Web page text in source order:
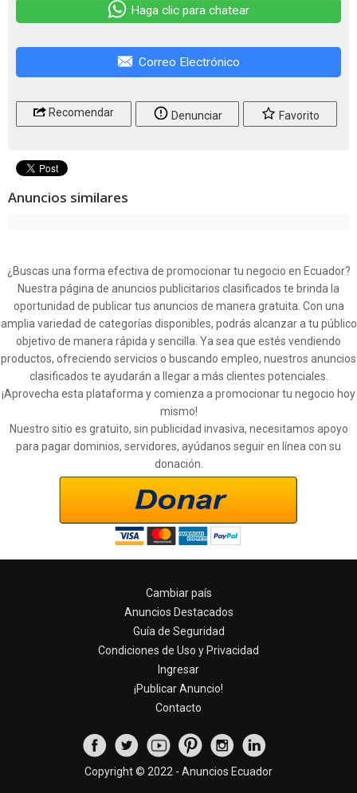
Haga clic para chatear
Correo Electrónico
Recomendar Denunciar Favorito
Anuncios similares
¿Buscas una forma efectiva de promocionar tu negocio en Ecuador?
Nuestra página de anuncios publicitarios clasificados te brinda la
oportunidad de publicar tus anuncios de manera gratuita. Con una
amplia variedad de categorías disponibles, podrás alcanzar a tu público
objetivo de manera rápida y sencilla. Ya sea que estés vendiendo
productos, ofreciendo servicios o buscando empleo, nuestros anuncios
clasificados te ayudarán a llegar a más clientes potenciales.
¡Aprovecha esta plataforma y comienza a promocionar tu negocio hoy
mismo!
Nuestro sitio es gratuito, sin publicidad invasiva, necesitamos apoyo
para pagar dominios, servidores, ayúdanos seguir en línea con su
donación.
Cambiar país
Anuncios Destacados
Guía de Seguridad
Condiciones de Uso y Privacidad
Ingresar
¡Publicar Anuncio!
Contacto
Copyright © 2022 - Anuncios Ecuador